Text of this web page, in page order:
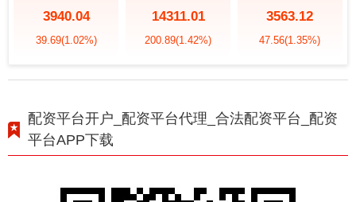
3940.04
39.69(1.02%)
14311.01
200.89(1.42%)
3563.12
47.56(1.35%)
配资平台开户_配资平台代理_合法配资平台_配资
平台APP下载